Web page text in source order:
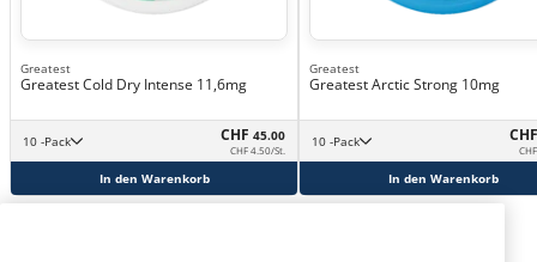
Greatest
Greatest Cold Dry Intense 11,6mg
10 -Pack CHF 45.00
CHF 4.50/St.
In den Warenkorb
Greatest
Greatest Arctic Strong 10mg
10 -Pack
In den Warenkorb